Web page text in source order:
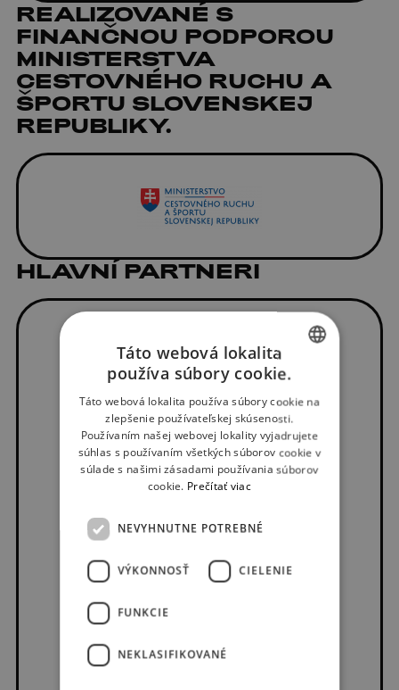
REALIZOVANÉ S
FINANČNOU PODPOROU
MINISTERSTVA
CESTOVNÉHO RUCHU A
ŠPORTU SLOVENSKEJ
REPUBLIKY.
HLAVNÍ PARTNERI
SLOVAK
ENGLISH
Táto webová lokalita
používa súbory cookie.
Táto webová lokalita používa súbory cookie na
zlepšenie používateľskej skúsenosti.
Používaním našej webovej lokality vyjadrujete
súhlas s používaním všetkých súborov cookie v
súlade s našimi zásadami používania súborov
cookie. Prečítať viac
NEVYHNUTNE POTREBNÉ
VÝKONNOSŤ CIELENIE
FUNKCIE
NEKLASIFIKOVANÉ